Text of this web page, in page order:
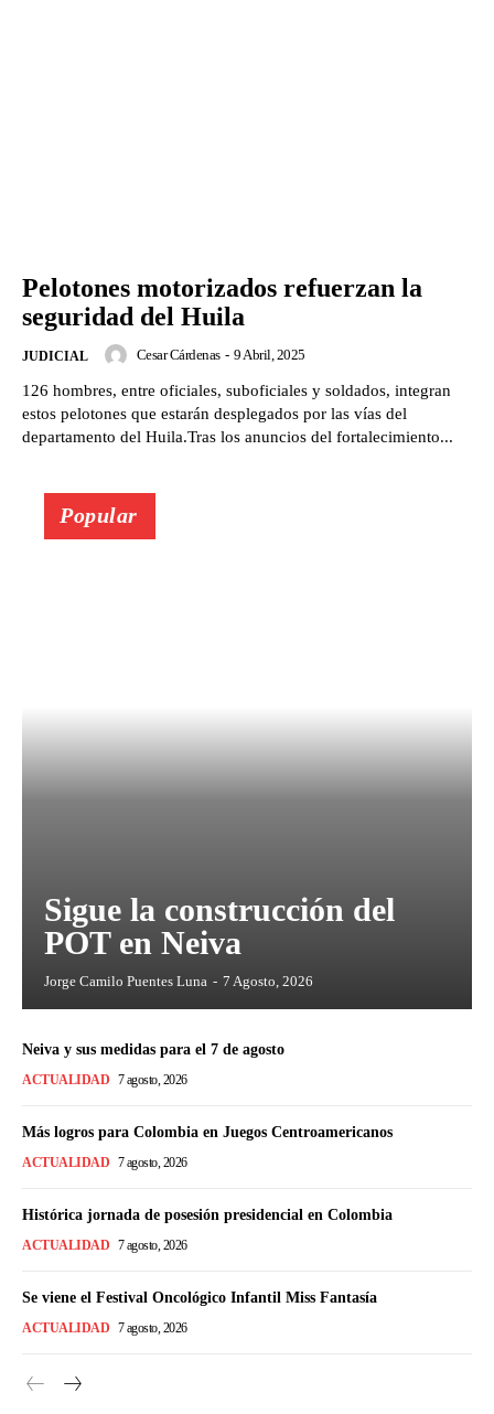
Pelotones motorizados refuerzan la
seguridad del Huila
JUDICIAL Cesar Cárdenas - 9 Abril, 2025
126 hombres, entre oficiales, suboficiales y soldados, integran
estos pelotones que estarán desplegados por las vías del
departamento del Huila.Tras los anuncios del fortalecimiento...
Popular
Sigue la construcción del
POT en Neiva
Jorge Camilo Puentes Luna - 7 Agosto, 2026
Neiva y sus medidas para el 7 de agosto
ACTUALIDAD 7 agosto, 2026
Más logros para Colombia en Juegos Centroamericanos
ACTUALIDAD 7 agosto, 2026
Histórica jornada de posesión presidencial en Colombia
ACTUALIDAD 7 agosto, 2026
Se viene el Festival Oncológico Infantil Miss Fantasía
ACTUALIDAD 7 agosto, 2026